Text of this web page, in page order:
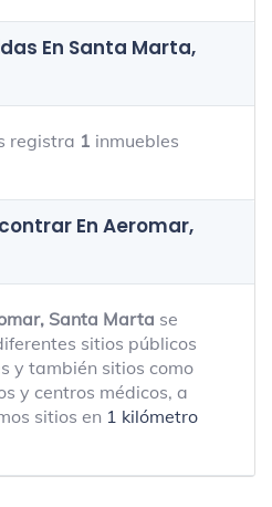
En Santa Marta,
registra 1 inmuebles
En Aeromar,
Santa Marta se
sitios públicos
y también sitios como
y centros médicos, a
sitios en 1 kilómetro